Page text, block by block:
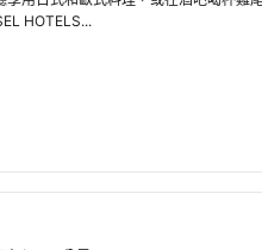
HOTELS...